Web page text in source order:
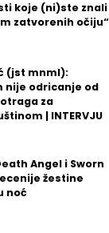
koje (ni)ste znali
zatvorenih očiju“
(jst mnml):
nije odricanje od
za
| INTERVJU
Angel i Sworn
žestine
noć